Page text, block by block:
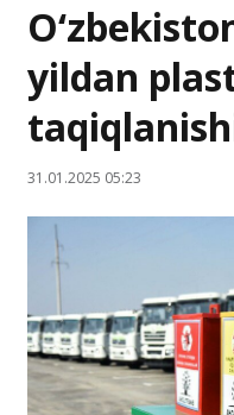
yildan
31.01.2025 05:23